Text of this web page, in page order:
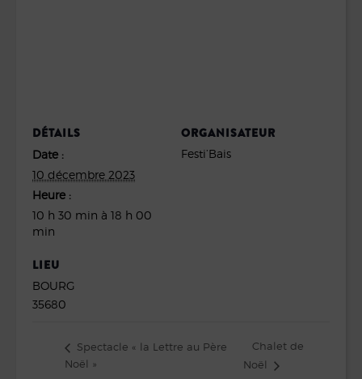
DÉTAILS
Date :
10 décembre 2023
Heure :
10 h 30 min à 18 h 00
min
LIEU
BOURG
35680
ORGANISATEUR
Festi’Bais
Spectacle « la Lettre au Père
Noël »
Chalet de
Noël